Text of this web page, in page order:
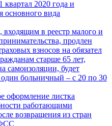
квартал 2020 года и
основного вида
входящим в реестр малого и
продлен
взносов на обязател
старше 65 лет,
самоизоляции, будет
больничный – с 20 по 30
оформление листка
работающими
возвращения из стран